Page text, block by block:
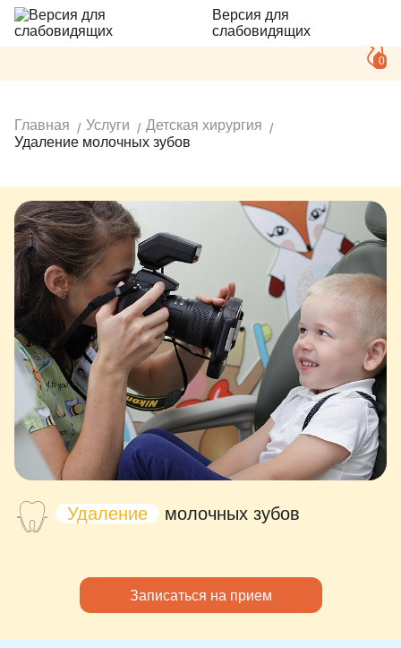
Версия для
слабовидящих
0
Главная Услуги
Детская хирургия
Удаление молочных зубов
Удаление молочных зубов
Записаться на прием